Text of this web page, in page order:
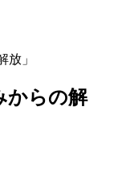
放」
からの解